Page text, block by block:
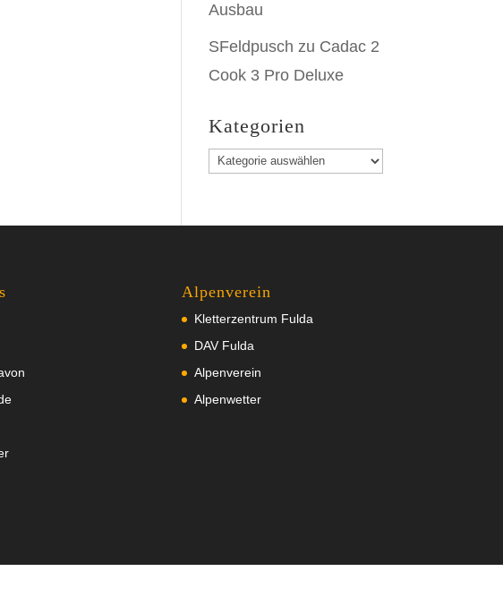
Ausbau
SFeldpusch zu Cadac 2
Cook 3 Pro Deluxe
Kategorien
Kategorien
Alpenverein
Kletterzentrum Fulda
DAV Fulda
Alpenverein
Alpenwetter